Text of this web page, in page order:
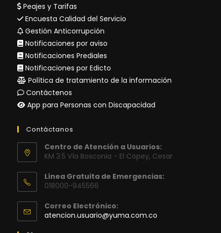
Peajes y Tarifas
Encuesta Calidad del Servicio
Gestión Anticorrupción
Notificaciones por aviso
Notificaciones Prediales
Notificaciones por Edicto
Política de tratamiento de la información
Contáctenos
App para Personas con Discapacidad
Contáctanos
Centro de Atención a Usuarios:
KM 3.5 Vía Bosconia - El Copey, Cesar
Línea Gratuita de Emergencias:
018000-945566
Correo Electrónico:
atencion.usuario@yuma.com.co